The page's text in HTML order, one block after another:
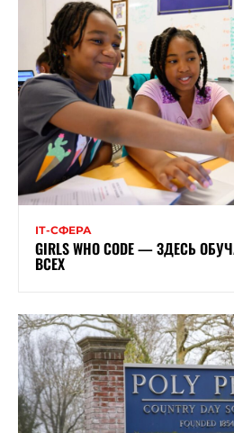
ІТ-СФЕРА
GIRLS WHO CODE — ЗДЕСЬ
ВСЕХ